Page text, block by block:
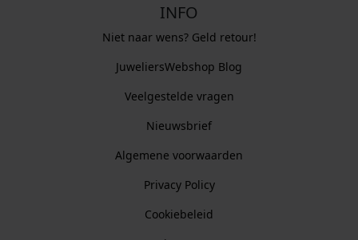
INFO
Niet naar wens? Geld retour!
JuweliersWebshop Blog
Veelgestelde vragen
Nieuwsbrief
Algemene voorwaarden
Privacy Policy
Cookiebeleid